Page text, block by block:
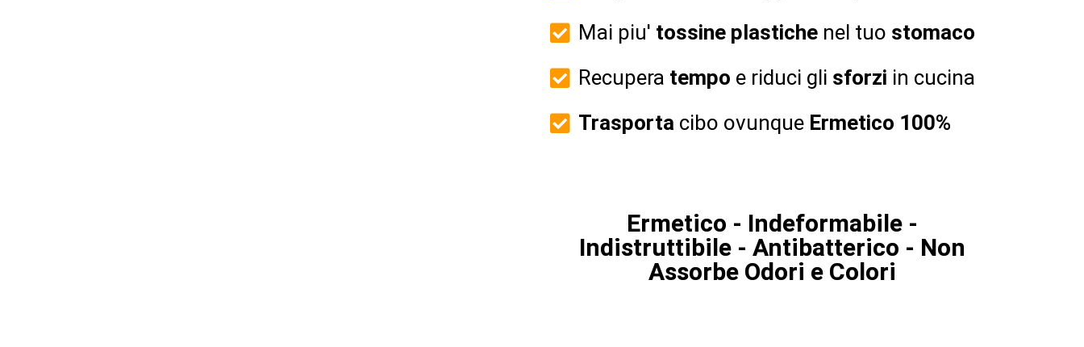
Mai piu' tossine plastiche nel tuo stomaco
Recupera tempo e riduci gli sforzi in cucina
Trasporta cibo ovunque Ermetico 100%
Ermetico - Indeformabile -
Indistruttibile - Antibatterico - Non
Assorbe Odori e Colori